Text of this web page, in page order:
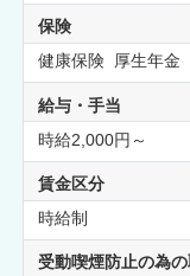
保険
健康保険 厚生年金
給与・手当
時給2,000円～
賃金区分
時給制
受動喫煙防止の為